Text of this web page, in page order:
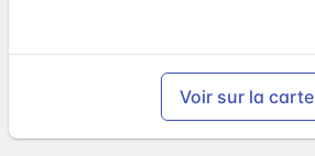
Voir sur la carte